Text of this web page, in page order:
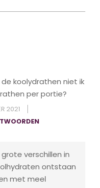
koolydrathen niet ik
per portie?
2021
grote verschillen in
ontstaan
met meel